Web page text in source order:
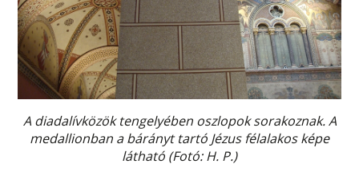
A diadalívközök tengelyében oszlopok sorakoznak. A
medallionban a bárányt tartó Jézus félalakos képe
látható (Fotó: H. P.)